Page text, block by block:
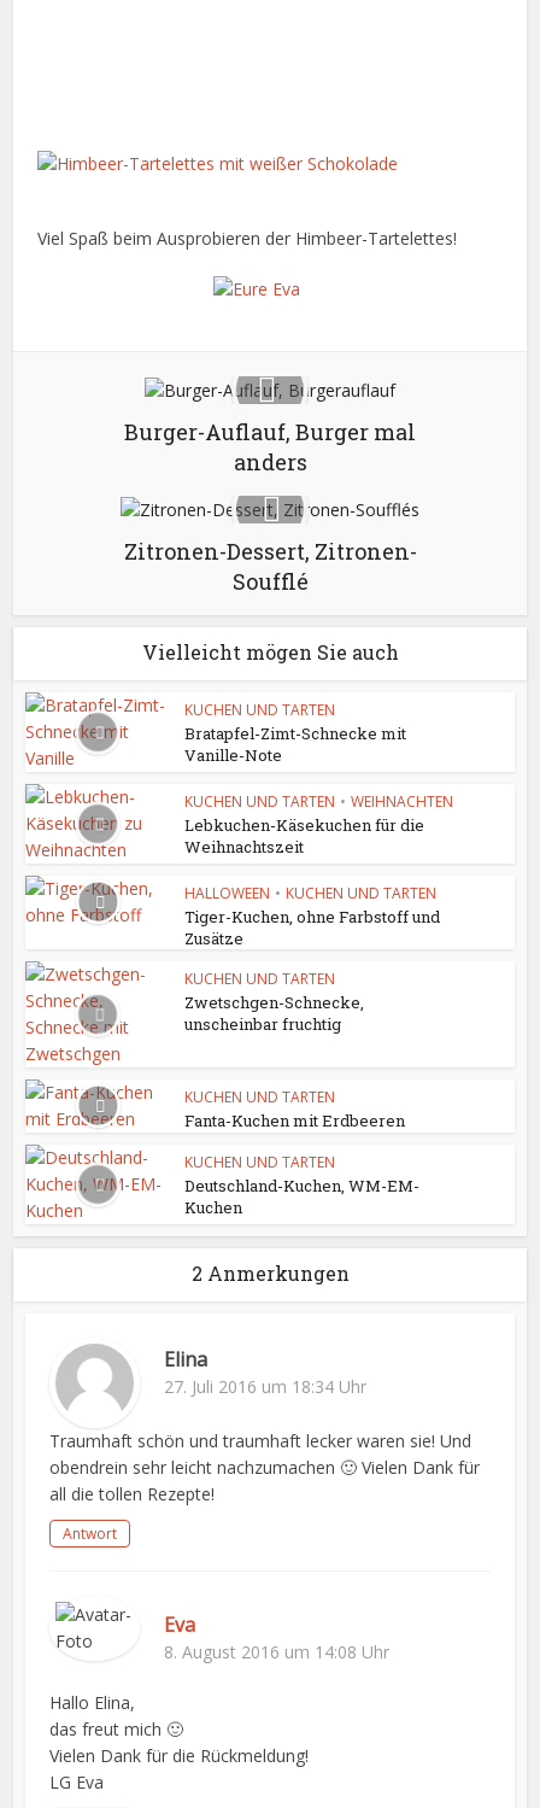
Viel Spaß beim Ausprobieren der Himbeer-Tartelettes!
Burger-Auflauf, Burger mal
anders
Zitronen-Dessert, Zitronen-
Soufflé
Vielleicht mögen Sie auch
KUCHEN UND TARTEN
Bratapfel-Zimt-Schnecke mit
Vanille-Note
KUCHEN UND TARTEN • WEIHNACHTEN
Lebkuchen-Käsekuchen für die
Weihnachtszeit
HALLOWEEN • KUCHEN UND TARTEN
Tiger-Kuchen, ohne Farbstoff und
Zusätze
KUCHEN UND TARTEN
Zwetschgen-Schnecke,
unscheinbar fruchtig
KUCHEN UND TARTEN
Fanta-Kuchen mit Erdbeeren
KUCHEN UND TARTEN
Deutschland-Kuchen, WM-EM-
Kuchen
2 Anmerkungen
Elina
27. Juli 2016 um 18:34 Uhr
Traumhaft schön und traumhaft lecker waren sie! Und
obendrein sehr leicht nachzumachen 🙂 Vielen Dank für
all die tollen Rezepte!
Antwort
Eva
8. August 2016 um 14:08 Uhr
Hallo Elina,
das freut mich 🙂
Vielen Dank für die Rückmeldung!
LG Eva